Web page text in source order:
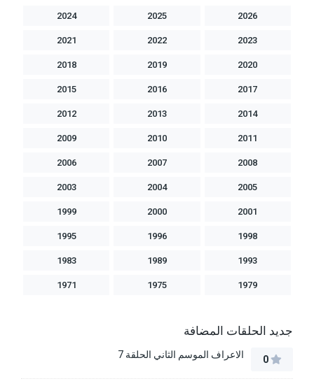
2026
2025
2024
2023
2022
2021
2020
2019
2018
2017
2016
2015
2014
2013
2012
2011
2010
2009
2008
2007
2006
2005
2004
2003
2001
2000
1999
1998
1996
1995
1993
1989
1983
1979
1975
1971
جديد الحلقات المضافة
0 الاعراف الموسم الثاني الحلقة 7